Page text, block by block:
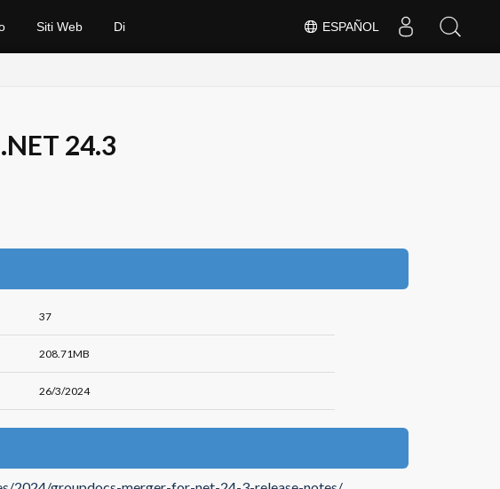
ESPAÑOL
Siti Web Di
24.3
37
208.71MB
26/3/2024